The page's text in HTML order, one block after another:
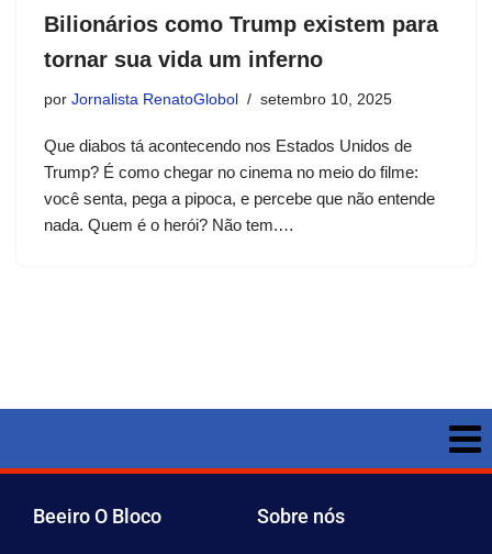
Bilionários como Trump existem para
tornar sua vida um inferno
por Jornalista RenatoGlobol setembro 10, 2025
Que diabos tá acontecendo nos Estados Unidos de
Trump? É como chegar no cinema no meio do filme:
você senta, pega a pipoca, e percebe que não entende
nada. Quem é o herói? Não tem.…
Beeiro O Bloco Sobre nós